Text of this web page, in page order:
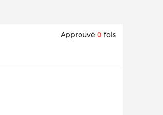
Approuvé 0 fois